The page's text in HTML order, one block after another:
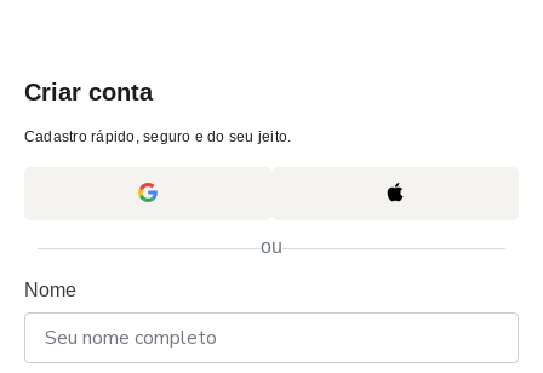
Criar conta
Cadastro rápido, seguro e do seu jeito.
ou
Nome